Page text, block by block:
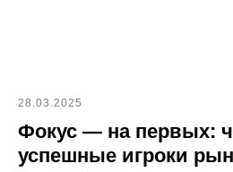
28.03.2025
Фокус — на первых:
успешные игроки